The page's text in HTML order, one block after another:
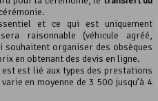
et ce qui est uniquement
raisonnable (véhicule agréé,
souhaitent organiser des obsèques
en obtenant des devis en ligne.
est lié aux types des prestations
en moyenne de 3 500 jusqu’à 4